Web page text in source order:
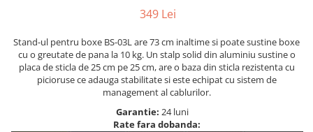
349 Lei
Stand-ul pentru boxe BS-03L are 73 cm inaltime si poate sustine boxe
cu o greutate de pana la 10 kg. Un stalp solid din aluminiu sustine o
placa de sticla de 25 cm pe 25 cm, are o baza din sticla rezistenta cu
picioruse ce adauga stabilitate si este echipat cu sistem de
management al cablurilor.
Garantie: 24 luni
Rate fara dobanda: